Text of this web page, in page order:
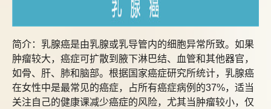
简介：乳腺癌是由乳腺或乳导管内的细胞异常所致。如果
肿瘤较大，癌症可扩散到腋下淋巴结、血管和其他器官，
如骨、肝、肺和脑部。根据国家癌症研究所统计，乳腺癌
在女性中是最常见的癌症，占所有癌症病例的37%，适当
关注自己的健康课减少癌症的风险，尤其当肿瘤较小，仅